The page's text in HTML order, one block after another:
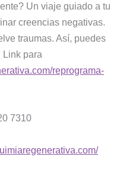
Un viaje guiado a tu
creencias negativas.
traumas. Así, puedes
Link para
reprograma-
7310